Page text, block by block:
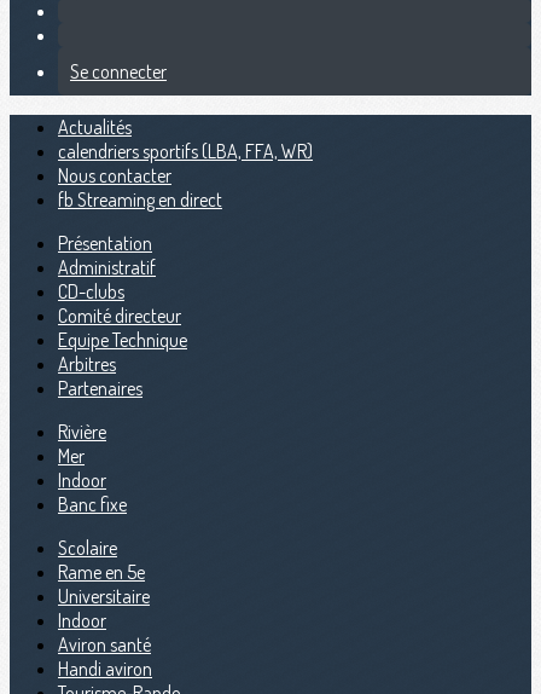
Se connecter
Actualités
calendriers sportifs (LBA, FFA, WR)
Nous contacter
fb Streaming en direct
Présentation
Administratif
CD-clubs
Comité directeur
Equipe Technique
Arbitres
Partenaires
Rivière
Mer
Indoor
Banc fixe
Scolaire
Rame en 5e
Universitaire
Indoor
Aviron santé
Handi aviron